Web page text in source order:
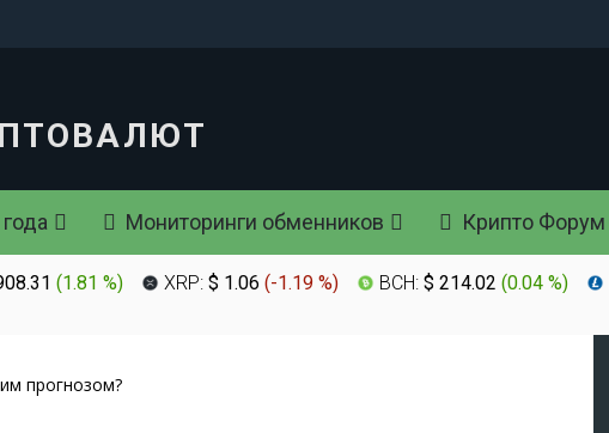
Мониторинги обменников Крипто Форум
(1.81 %) XRP: $ 1.06 (-1.19 %) BCH: $ 214.02 (0.04 %)
прогнозом?